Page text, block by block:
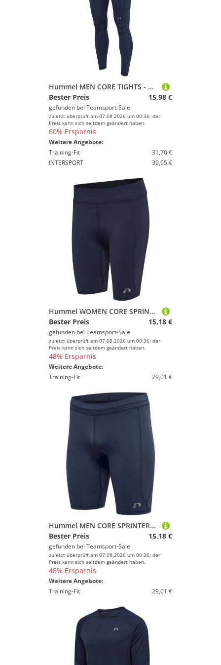
Hummel MEN CORE TIGHTS - BLACK IRIS - M
Bester Preis
15,98 €
gefunden bei Teamsport-Sale
zuletzt überprüft am 07.08.2026 um 00:36; der
Preis kann sich seitdem geändert haben.
60% Ersparnis
Weitere Angebote:
Training-Fit
31,76 €
INTERSPORT
39,95 €
Hummel WOMEN CORE SPRINTERS - BLACK IRIS - M
Bester Preis
15,18 €
gefunden bei Teamsport-Sale
zuletzt überprüft am 07.08.2026 um 00:36; der
Preis kann sich seitdem geändert haben.
48% Ersparnis
Weitere Angebote:
Training-Fit
29,01 €
Hummel MEN CORE SPRINTERS - BLACK IRIS - M
Bester Preis
15,18 €
gefunden bei Teamsport-Sale
zuletzt überprüft am 07.08.2026 um 00:36; der
Preis kann sich seitdem geändert haben.
48% Ersparnis
Weitere Angebote:
Training-Fit
29,01 €